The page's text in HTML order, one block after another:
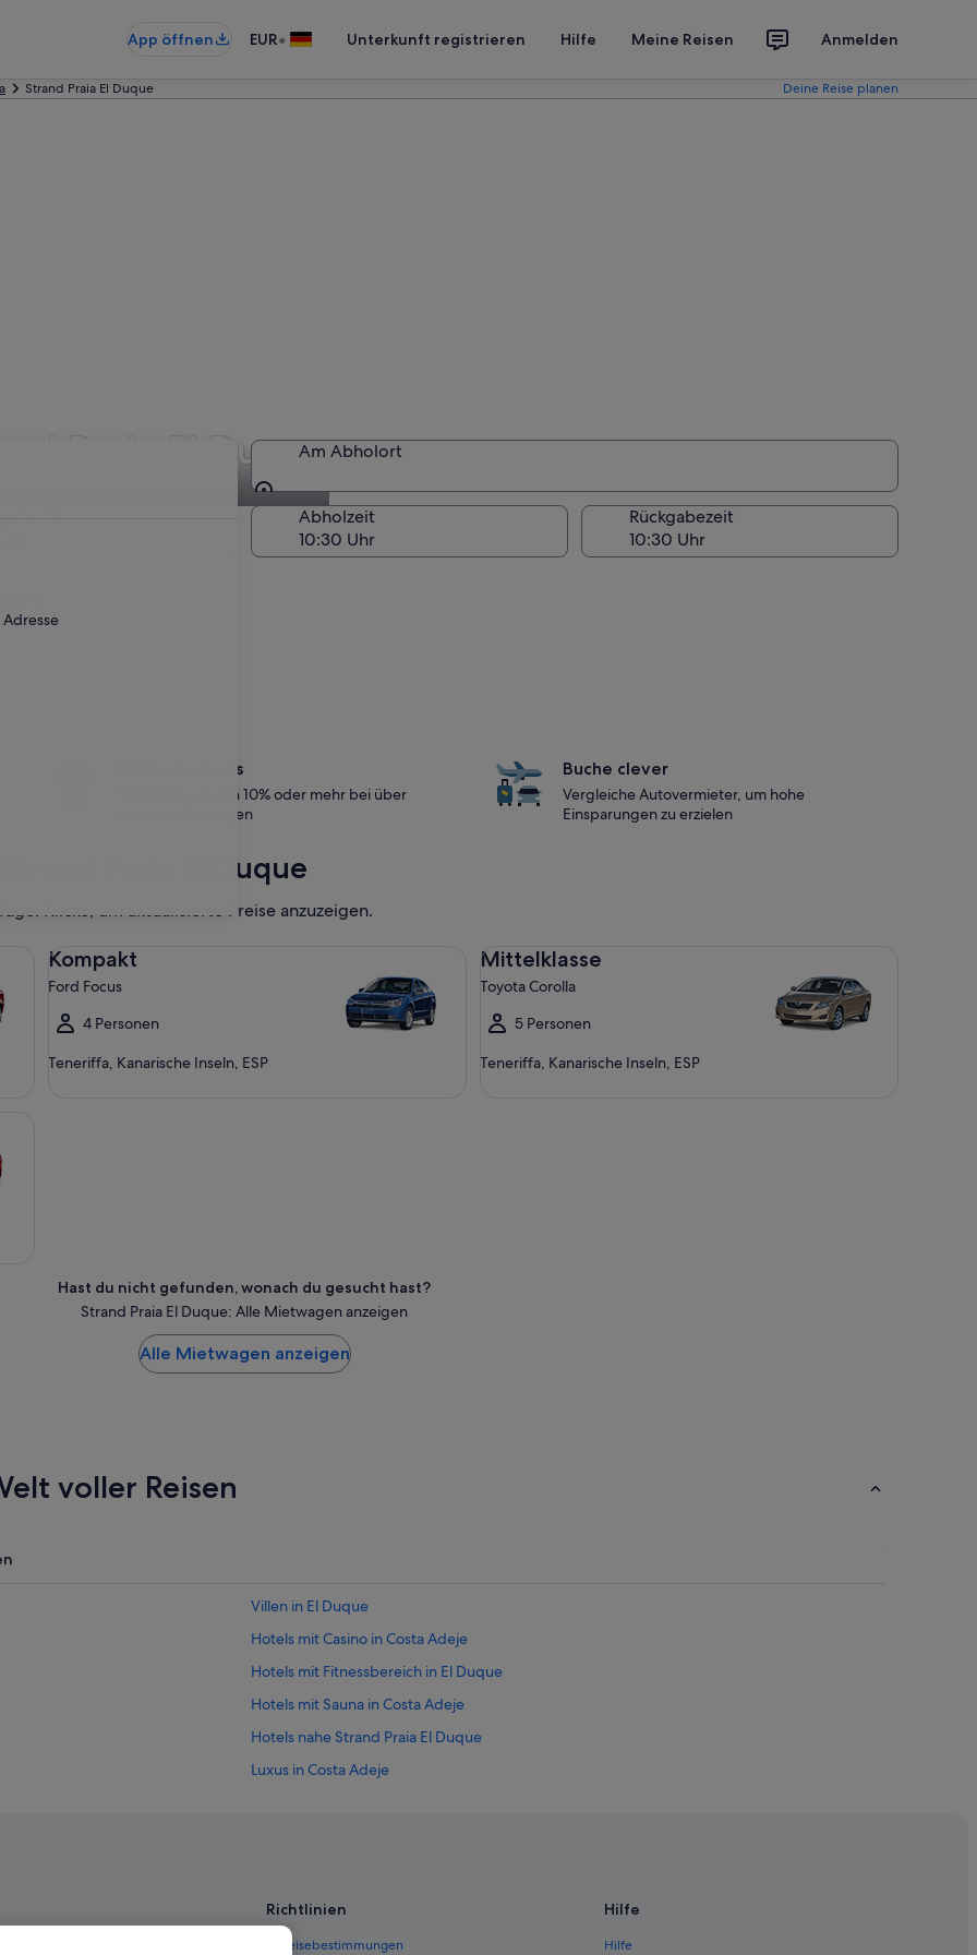
App öffnen EUR• Unterkunft registrieren Hilfe Meine Reisen Anmelden
Strand Praia El Duque Deine Reise planen
Praia El DuqueAm Abholort
Am Abholort
Abholzeit Rückgabezeit
an.
Gönn dir etwas
Mitglieder sparen 10% oder mehr bei über
1 Million Mietwagen
Buche clever
Vergleiche Autovermieter, um hohe
Einsparungen zu erzielen
Praia El Duque
Klicke, um aktualisierte Preise anzuzeigen.
Kompakt
Ford Focus
4 Personen
Teneriffa, Kanarische Inseln, ESP
Mittelklasse
Toyota Corolla
5 Personen
Teneriffa, Kanarische Inseln, ESP
Hast du nicht gefunden, wonach du gesucht hast?
Strand Praia El Duque: Alle Mietwagen anzeigen
Alle Mietwagen anzeigen
voller Reisen
Villen in El Duque
Hotels mit Casino in Costa Adeje
Hotels mit Fitnessbereich in El Duque
Hotels mit Sauna in Costa Adeje
Hotels nahe Strand Praia El Duque
Luxus in Costa Adeje
Hotels nahe Playa de Troya
4-Sterne-Hotels in Costa Adeje
Richtlinien
Einreisebestimmungen
Hilfe
Hilfe